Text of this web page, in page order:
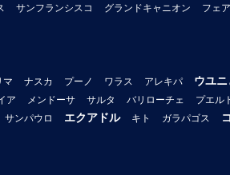
サンフランシスコ グランドキャニオン フェ
マ ナスカ プーノ ワラス アレキパ ウユ
ア メンドーサ サルタ バリローチェ プエル
サンパウロ エクアドル キト ガラパゴス